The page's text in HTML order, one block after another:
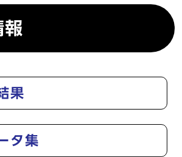
報
果
タ集